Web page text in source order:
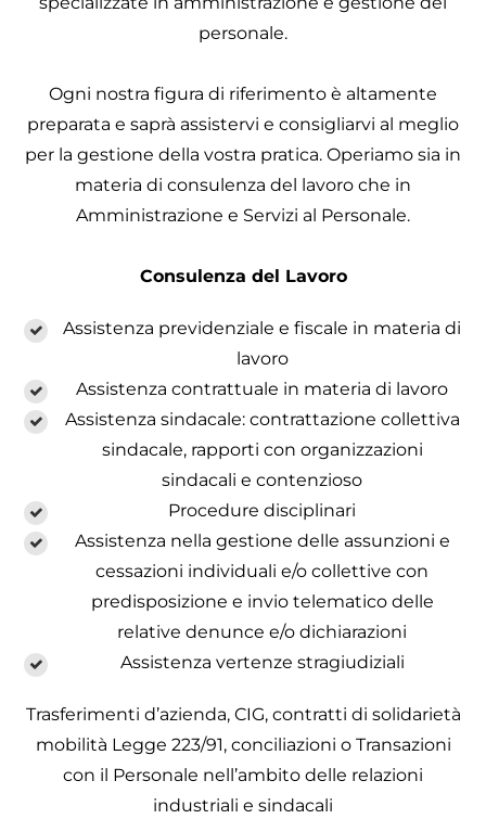
personale.
Ogni nostra figura di riferimento è altamente
preparata e saprà assistervi e consigliarvi al meglio
per la gestione della vostra pratica. Operiamo sia in
materia di consulenza del lavoro che in
Amministrazione e Servizi al Personale.
Consulenza del Lavoro
Assistenza previdenziale e fiscale in materia di
lavoro
Assistenza contrattuale in materia di lavoro
Assistenza sindacale: contrattazione collettiva
sindacale, rapporti con organizzazioni
sindacali e contenzioso
Procedure disciplinari
Assistenza nella gestione delle assunzioni e
cessazioni individuali e/o collettive con
predisposizione e invio telematico delle
relative denunce e/o dichiarazioni
Assistenza vertenze stragiudiziali
Trasferimenti d’azienda, CIG, contratti di solidarietà
mobilità Legge 223/91, conciliazioni o Transazioni
con il Personale nell’ambito delle relazioni
industriali e sindacali